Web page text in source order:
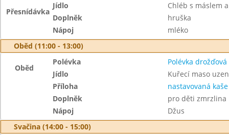
Přesnídávka
Jídlo
Chléb s máslem
Doplněk
hruška
Nápoj
mléko
Oběd (11:00 - 13:00)
Oběd
Polévka
Polévka drožďová
Jídlo
Kuřecí maso
Příloha
nastavovaná kaše
Doplněk
pro děti zmrzlina
Nápoj
Džus
Svačina (14:00 - 15:00)